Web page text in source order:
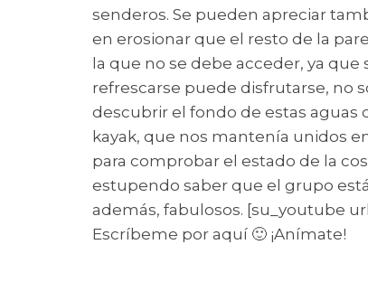
senderos. Se pueden apreciar
en erosionar que el resto de la
la que no se debe acceder, ya
refrescarse puede disfrutarse, no
descubrir el fondo de estas aguas
kayak, que nos mantenía unidos
para comprobar el estado de la
estupendo saber que el grupo
además, fabulosos. [su_youtube
Escríbeme por aquí 🙂 ¡Anímate!